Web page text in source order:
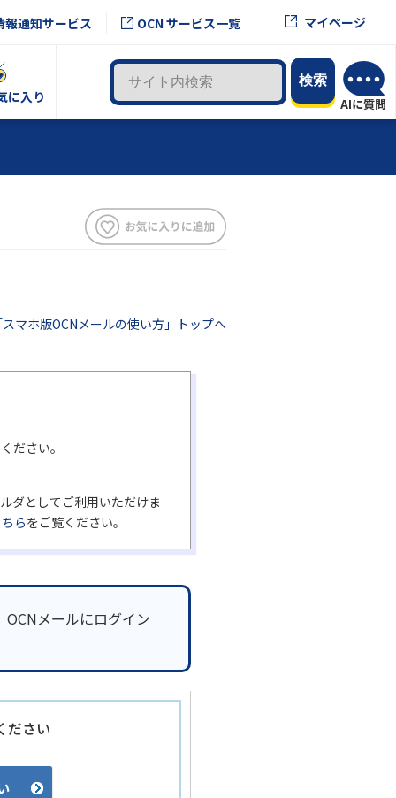
報通知サービス OCN サービス一覧 マイページ
に入り
マホ版OCNメールの使い方」トップへ
ださい。
ダとしてご利用いただけま
らをご覧ください。
メールにログイン
ださい